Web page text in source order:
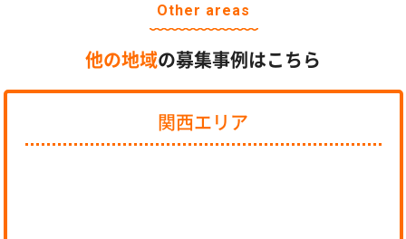
Other areas
他の地域の募集事例はこちら
関西エリア